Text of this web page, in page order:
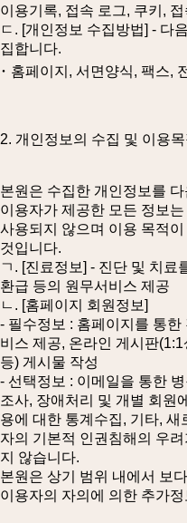
이용기록, 접속 로그, 쿠키, 접
ㄷ. [개인정보 수집방법] - 다
집합니다.
･ 홈페이지, 서면양식, 팩스,
2. 개인정보의 수집 및 이용목
본원은 수집한 개인정보를
이용자가 제공한 모든 정보
사용되지 않으며 이용 목적
것입니다.
ㄱ. [진료정보] - 진단 및 치료
환급 등의 원무서비스 제공
ㄴ. [홈페이지 회원정보]
- 필수정보 : 홈페이지를 통한
비스 제공, 온라인 게시판
등) 게시물 작성
- 선택정보 : 이메일을 통한
조사, 장애처리 및 개별 회원
용에 대한 통계수집, 기타,
자의 기본적 인권침해의 우
지 않습니다.
본원은 상기 범위 내에서 보
이용자의 자의에 의한 추가